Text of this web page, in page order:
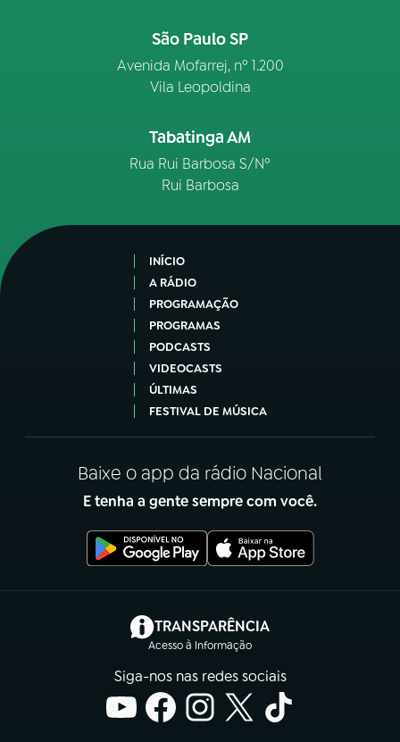
São Paulo SP
Avenida Mofarrej, nº 1.200
Vila Leopoldina
Tabatinga AM
Rua Rui Barbosa S/Nº
Rui Barbosa
INÍCIO
A RÁDIO
PROGRAMAÇÃO
PROGRAMAS
PODCASTS
VIDEOCASTS
ÚLTIMAS
FESTIVAL DE MÚSICA
Baixe o app da rádio Nacional
E tenha a gente sempre com você.
TRANSPARÊNCIA
Acesso à Informação
(abre em nova aba)
Siga-nos nas redes sociais